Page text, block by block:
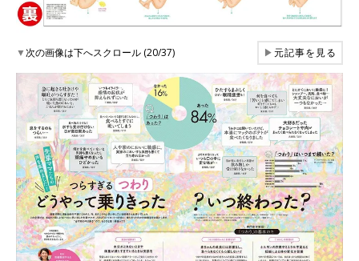
▼次の画像は下へスクロール (20/37) ▶元記事を見る